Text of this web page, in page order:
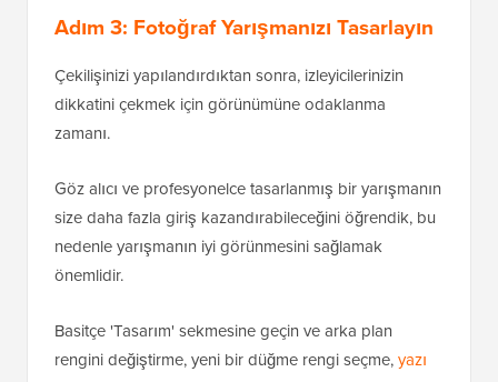
Adım 3: Fotoğraf Yarışmanızı Tasarlayın
Çekilişinizi yapılandırdıktan sonra, izleyicilerinizin
dikkatini çekmek için görünümüne odaklanma
zamanı.
Göz alıcı ve profesyonelce tasarlanmış bir yarışmanın
size daha fazla giriş kazandırabileceğini öğrendik, bu
nedenle yarışmanın iyi görünmesini sağlamak
önemlidir.
Basitçe 'Tasarım' sekmesine geçin ve arka plan
rengini değiştirme, yeni bir düğme rengi seçme,yazı